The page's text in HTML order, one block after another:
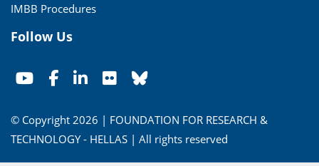
IMBB Procedures
Follow Us
© Copyright 2026 | FOUNDATION FOR RESEARCH &
TECHNOLOGY - HELLAS | All rights reserved